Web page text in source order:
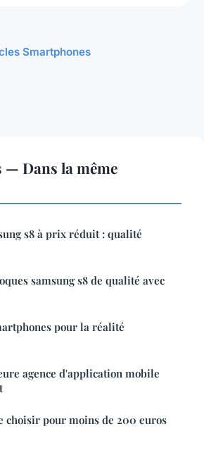
Smartphones
— Dans la même
s8 à prix réduit : qualité
samsung s8 de qualité avec
pour la réalité
agence d'application mobile
choisir pour moins de 200 euros